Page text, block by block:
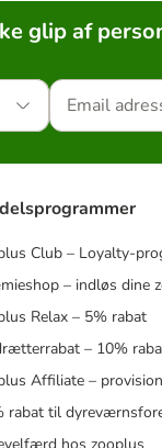
glip af
Club – Loyalty-
– indløs dine
Relax – 5% rabat
– 10%
Affiliate –
rabat til